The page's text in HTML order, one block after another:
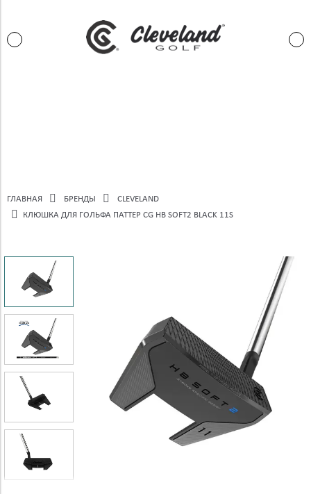
ГЛАВНАЯ БРЕНДЫ
CLEVELAND
КЛЮШКА ДЛЯ ГОЛЬФА ПАТТЕР CG HB SOFT2 BLACK 11S